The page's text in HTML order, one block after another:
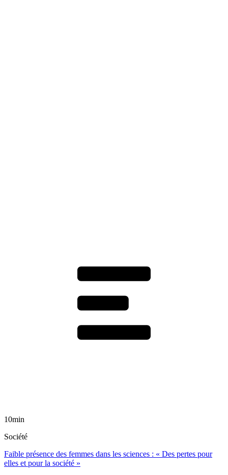
10min
Société
Faible présence des femmes dans les sciences : « Des pertes pour
elles et pour la société »